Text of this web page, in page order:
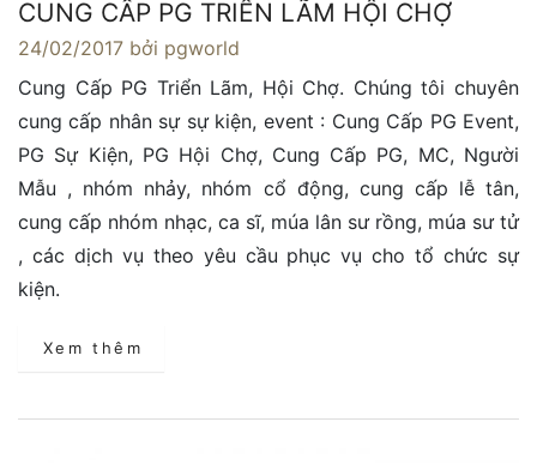
CUNG CẤP PG TRIỂN LÃM HỘI CHỢ
24/02/2017 bởi pgworld
Cung Cấp PG Triển Lãm, Hội Chợ. Chúng tôi chuyên
cung cấp nhân sự sự kiện, event : Cung Cấp PG Event,
PG Sự Kiện, PG Hội Chợ, Cung Cấp PG, MC, Người
Mẫu , nhóm nhảy, nhóm cổ động, cung cấp lễ tân,
cung cấp nhóm nhạc, ca sĩ, múa lân sư rồng, múa sư tử
, các dịch vụ theo yêu cầu phục vụ cho tổ chức sự
kiện.
Xem thêm